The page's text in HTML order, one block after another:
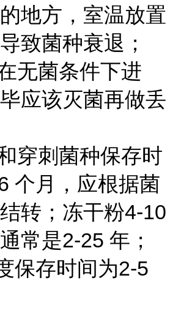
地方，室温放置
致菌种衰退；
无菌条件下进
应该灭菌再做丢
穿刺菌种保存时
个月，应根据菌
转；冻干粉4-10
常是2-25 年；
保存时间为2-5